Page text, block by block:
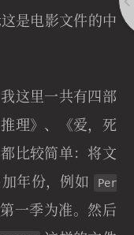
是电影文件的中
这里一共有四部
理》、《爱，死
比较简单：将文
年份，例如
Per
一季为准。然后